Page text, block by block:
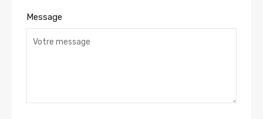
Message